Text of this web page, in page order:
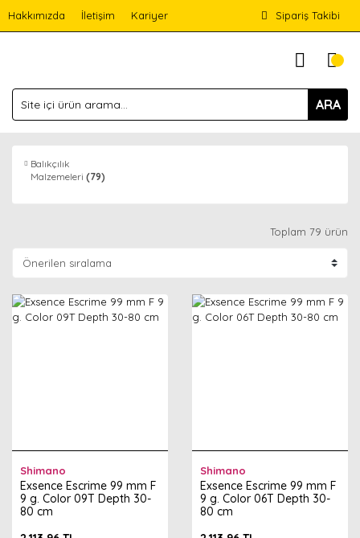
Hakkımızda İletişim Kariyer Sipariş Takibi
ARA
Balıkçılık
Malzemeleri (79)
Toplam 79 ürün
Shimano
Exsence Escrime 99 mm F
9 g. Color 09T Depth 30-
80 cm
Shimano
Exsence Escrime 99 mm F
9 g. Color 06T Depth 30-
80 cm